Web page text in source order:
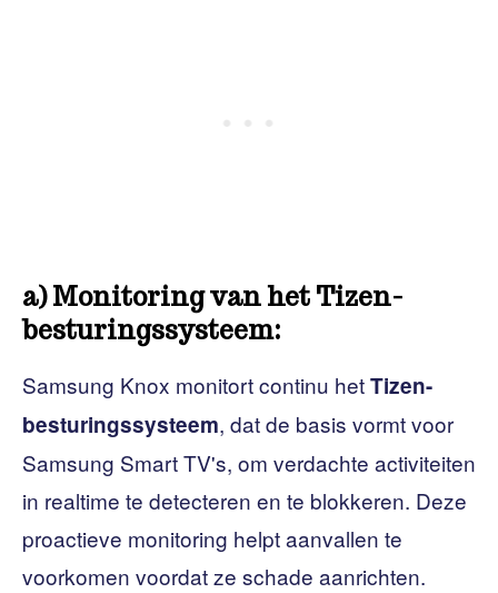
a) Monitoring van het Tizen-
besturingssysteem:
Samsung Knox monitort continu hetTizen-
besturingssysteem, dat de basis vormt voor
Samsung Smart TV's, om verdachte activiteiten
in realtime te detecteren en te blokkeren. Deze
proactieve monitoring helpt aanvallen te
voorkomen voordat ze schade aanrichten.